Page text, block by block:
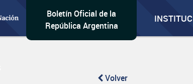
Boletín Oficial de la
República Argentina
Volver